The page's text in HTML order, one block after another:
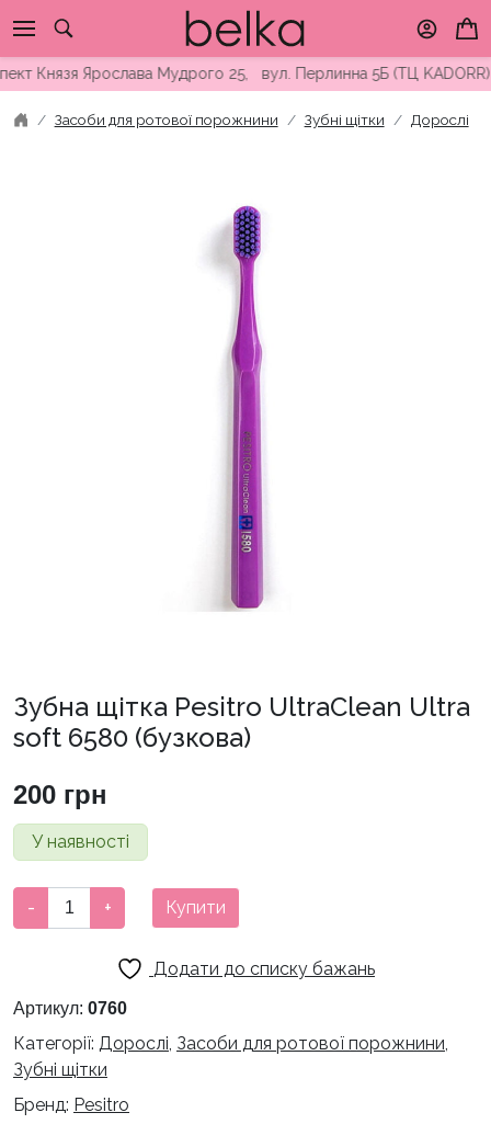
to
contentЯрослава Мудрого 25, вул. Перлинна 5Б (ТЦ KADORR) ∘
Засоби для ротової порожнини Зубні щітки Дорослі
Зубна щітка Pesitro UltraClean Ultra
soft 6580 (бузкова)
200 грн
У наявності
щітка
Ultra
6580
(бузкова)
кількість
- + Купити
Додати до списку бажань
Артикул: 0760
Категорії: Дорослі, Засоби для ротової порожнини,
Зубні щітки
Бренд: Pesitro